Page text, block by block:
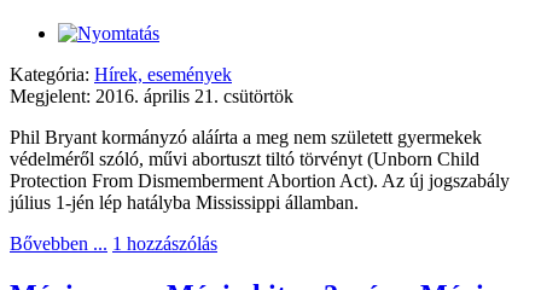
Kategória: Hírek, események
Megjelent: 2016. április 21. csütörtök
Phil Bryant kormányzó aláírta a meg nem született gyermekek
védelméről szóló, művi abortuszt tiltó törvényt (Unborn Child
Protection From Dismemberment Abortion Act). Az új jogszabály
július 1-jén lép hatályba Mississippi államban.
Bővebben ... 1 hozzászólás